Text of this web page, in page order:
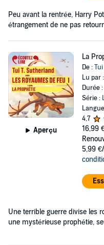
Peu avant la rentrée, Harry
étrangement de ne pas
Aperçu
La
De :
Lu par :
Durée
Série :
4,7
16,99
5,99
Une terrible guerre divise les
une mystérieuse prophétie,